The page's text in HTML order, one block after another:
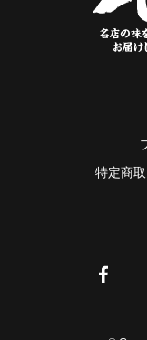
特定商